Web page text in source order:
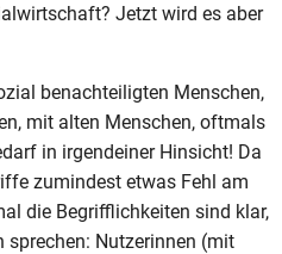
Jetzt wird es aber
benachteiligten Menschen,
mit alten Menschen, oftmals
in irgendeiner Hinsicht! Da
zumindest etwas Fehl am
die Begrifflichkeiten sind klar,
sprechen: Nutzerinnen (mit